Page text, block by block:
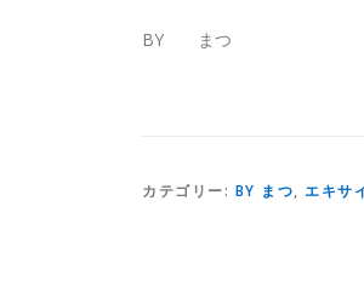
BY まつ
カテゴリー: BY まつ, エキサ